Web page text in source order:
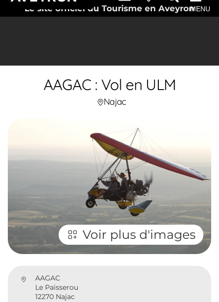
Le site officiel du Tourisme en AveyronMENU
AAGAC : Vol en ULM
Najac
Voir plus d'images
AAGAC
Le Païsserou
12270 Najac